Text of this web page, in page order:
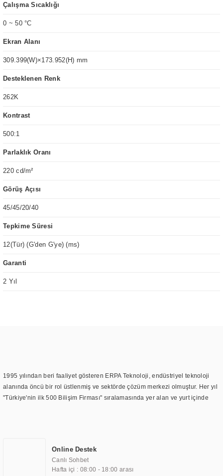
Çalışma Sıcaklığı
0 ~ 50 °C
Ekran Alanı
309.399(W)×173.952(H) mm
Desteklenen Renk
262K
Kontrast
500:1
Parlaklık Oranı
220 cd/m²
Görüş Açısı
45/45/20/40
Tepkime Süresi
12(Tür) (G'den G'ye) (ms)
Garanti
2 Yıl
1995 yılından beri faaliyet gösteren ERPA Teknoloji, endüstriyel teknoloji
alanında öncü bir rol üstlenmiş ve sektörde çözüm merkezi olmuştur. Her yıl
"Türkiye'nin ilk 500 Bilişim Firması" sıralamasında yer alan ve yurt içinde
TOCHI markası altında kendi ürettiği ürünlerde kullanmıştır. Günümüzde
TOCHI; videowall, digital signage, kiosk, totem, akıllı durak ekranı, araç içi
ekran, asansör ekranı, digital menüboard, marin ekran, medikal ekran,
Online Destek
Canlı Sohbet
Hafta içi : 08:00 - 18:00 arası